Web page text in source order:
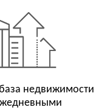
недвижимости